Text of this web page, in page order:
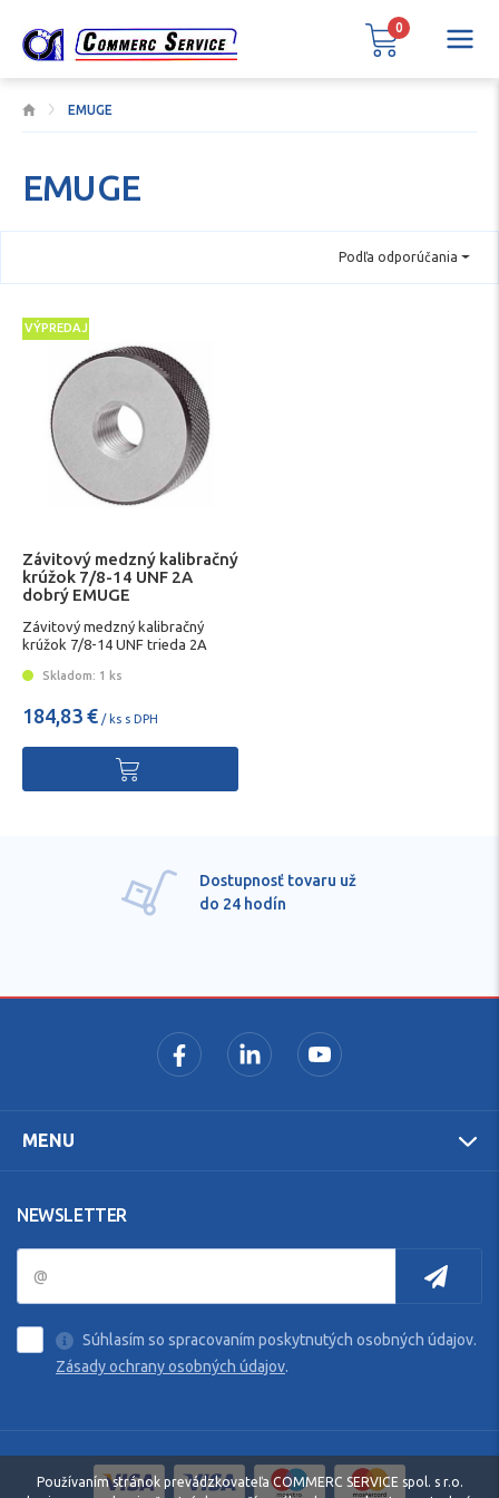
EMUGE
EMUGE
Podľa odporúčania
VÝPREDAJ
Závitový medzný kalibračný
krúžok 7/8-14 UNF 2A
dobrý EMUGE
Závitový medzný kalibračný
krúžok 7/8-14 UNF trieda 2A
Skladom: 1 ks
184,83 € / ks s DPH
Dostupnosť tovaru už
do 24 hodín
MENU
NEWSLETTER
Súhlasím so spracovaním poskytnutých osobných údajov.
Zásady ochrany osobných údajov.
0
Používaním stránok prevádzkovateľa COMMERC SERVICE spol. s r.o.